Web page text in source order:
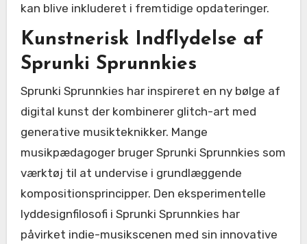
kan blive inkluderet i fremtidige opdateringer.
Kunstnerisk Indflydelse af
Sprunki Sprunnkies
Sprunki Sprunnkies har inspireret en ny bølge af
digital kunst der kombinerer glitch-art med
generative musikteknikker. Mange
musikpædagoger bruger Sprunki Sprunnkies som
værktøj til at undervise i grundlæggende
kompositionsprincipper. Den eksperimentelle
lyddesignfilosofi i Sprunki Sprunnkies har
påvirket indie-musikscenen med sin innovative